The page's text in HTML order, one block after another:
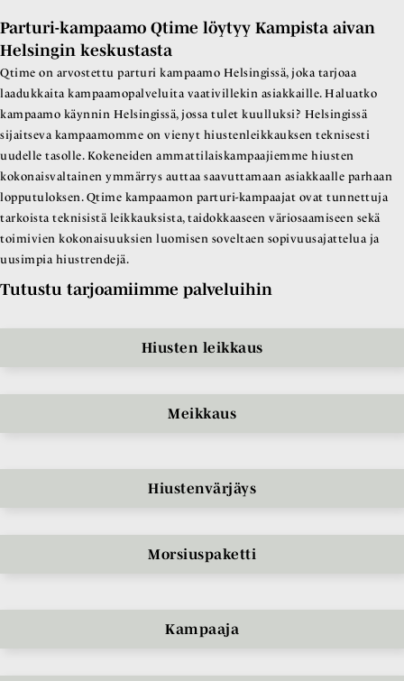
Parturi-kampaamo Qtime löytyy Kampista aivan
Helsingin keskustasta
Qtime on arvostettu parturi kampaamo Helsingissä, joka tarjoaa
laadukkaita kampaamopalveluita vaativillekin asiakkaille. Haluatko
kampaamo käynnin Helsingissä, jossa tulet kuulluksi? Helsingissä
sijaitseva kampaamomme on vienyt hiustenleikkauksen teknisesti
uudelle tasolle. Kokeneiden ammattilaiskampaajiemme hiusten
kokonaisvaltainen ymmärrys auttaa saavuttamaan asiakkaalle parhaan
lopputuloksen. Qtime kampaamon parturi-kampaajat ovat tunnettuja
tarkoista teknisistä leikkauksista, taidokkaaseen väriosaamiseen sekä
toimivien kokonaisuuksien luomisen soveltaen sopivuusajattelua ja
uusimpia hiustrendejä.
Tutustu tarjoamiimme palveluihin
Hiusten leikkaus
Meikkaus
Hiustenvärjäys
Morsiuspaketti
Kampaaja